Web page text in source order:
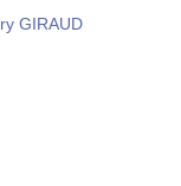
GIRAUD